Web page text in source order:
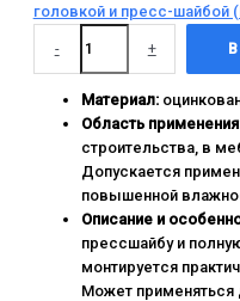
головкой и пресс-шайбой
- +
Материал:
Область
строительства, в
Допускается
повышенной
Описание и
прессшайбу и
монтируется
Может применяться